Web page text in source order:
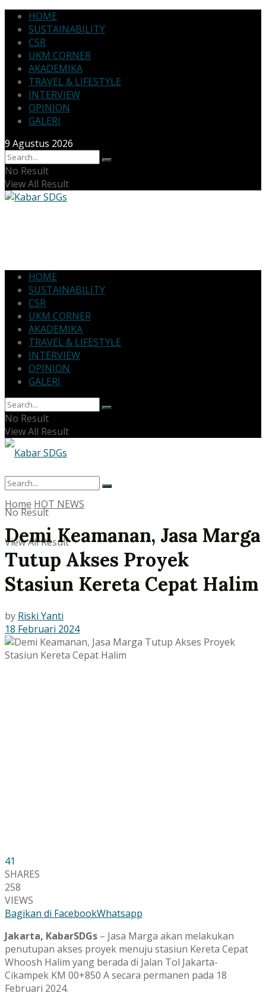
HOME
SUSTAINABILITY
CSR
UKM CORNER
AKADEMIKA
TRAVEL & LIFESTYLE
INTERVIEW
OPINION
GALERI
9 Agustus 2026
No Result
View All Result
HOME
SUSTAINABILITY
CSR
UKM CORNER
AKADEMIKA
TRAVEL & LIFESTYLE
INTERVIEW
OPINION
GALERI
No Result
View All Result
No Result
View All Result
Home HOT NEWS
Demi Keamanan, Jasa Marga
Tutup Akses Proyek
Stasiun Kereta Cepat Halim
by Riski Yanti
18 Februari 2024
41
SHARES
258
VIEWS
Bagikan di FacebookWhatsapp
Jakarta, KabarSDGs – Jasa Marga akan melakukan
penutupan akses proyek menuju stasiun Kereta Cepat
Whoosh Halim yang berada di Jalan Tol Jakarta-
Cikampek KM 00+850 A secara permanen pada 18
Februari 2024.